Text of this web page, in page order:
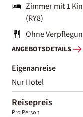
Zimmer mit 1
(RY8)
Ohne
ANGEBOTSDETAILS
Eigenanreise
Nur Hotel
Reisepreis
Pro Person